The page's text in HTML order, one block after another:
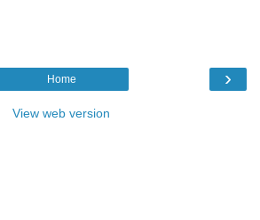
›
Home
View web version